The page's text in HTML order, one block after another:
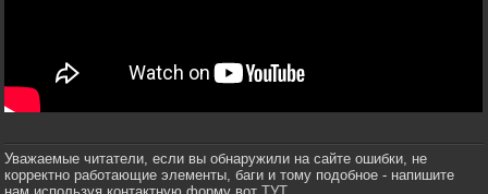
Уважаемые читатели, если вы обнаружили на сайте ошибки, не
корректно работающие элементы, баги и тому подобное - напишите